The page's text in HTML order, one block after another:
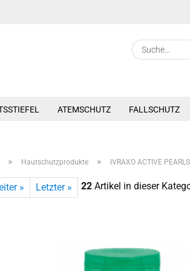
ATEMSCHUTZ FALLSCHUTZ
» Hautschutzprodukte » IVRAXO ACTIVE
» Letzter » 22 Artikel in dieser